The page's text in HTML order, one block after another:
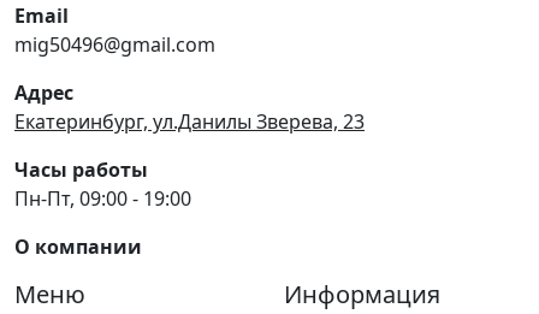
Email
mig50496@gmail.com
Адрес
Екатеринбург, ул.Данилы Зверева, 23
Часы работы
Пн-Пт, 09:00 - 19:00
О компании
Меню Информация